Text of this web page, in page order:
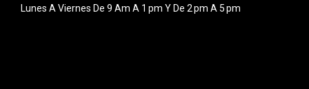
Lunes A Viernes De 9 Am A 1 Pm Y De 2 Pm A 5 Pm